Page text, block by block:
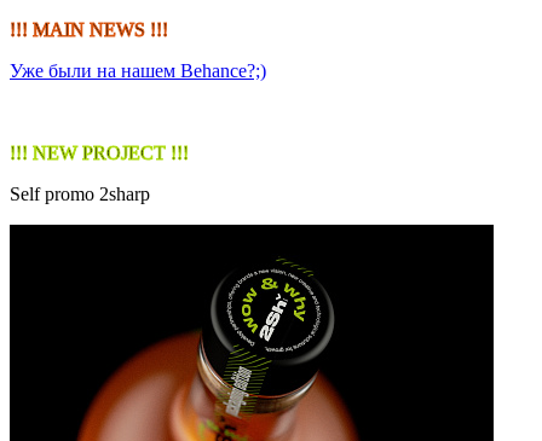
!!! MAIN NEWS !!!
Уже были на нашем Behance?;)
!!! NEW PROJECT !!!
Self promo 2sharp